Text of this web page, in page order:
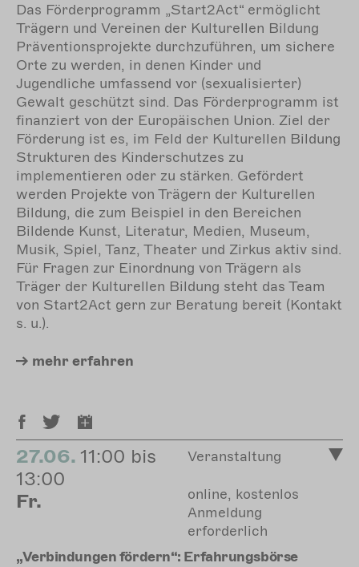
Das Förderprogramm „Start2Act“ ermöglicht
Trägern und Vereinen der Kulturellen Bildung
Präventionsprojekte durchzuführen, um sichere
Orte zu werden, in denen Kinder und
Jugendliche umfassend vor (sexualisierter)
Gewalt geschützt sind. Das Förderprogramm ist
finanziert von der Europäischen Union. Ziel der
Förderung ist es, im Feld der Kulturellen Bildung
Strukturen des Kinderschutzes zu
implementieren oder zu stärken. Gefördert
werden Projekte von Trägern der Kulturellen
Bildung, die zum Beispiel in den Bereichen
Bildende Kunst, Literatur, Medien, Museum,
Musik, Spiel, Tanz, Theater und Zirkus aktiv sind.
Für Fragen zur Einordnung von Trägern als
Träger der Kulturellen Bildung steht das Team
von Start2Act gern zur Beratung bereit (Kontakt
s. u.).
mehr erfahren
27.06. 11:00 bis
13:00
Fr.
Veranstaltung
online, kostenlos
Anmeldung
erforderlich
„Verbindungen fördern“: Erfahrungsbörse